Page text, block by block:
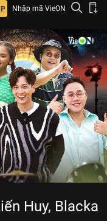
Nhập mã VieON
Huy, Blacka